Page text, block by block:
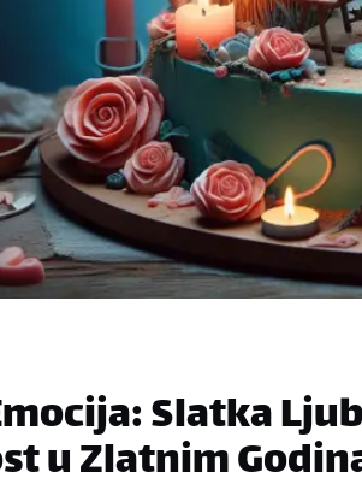
Slatka
u Zlatnim